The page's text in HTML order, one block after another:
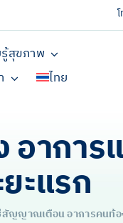
สุขภาพ
ไทย
าการ
ะแรก
สัญญาณเตือน อาการคนท้อ